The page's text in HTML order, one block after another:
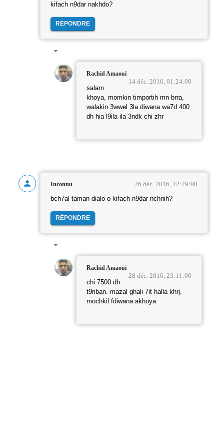
kifach n9dar nakhdo?
RÉPONDRE
Rachid Amaoui
14 déc. 2016, 01:24:00
salam
khoya, momkin timportih mn brra,
walakin 3wwel 3la diwana wa7d 400
dh hia l9ila ila 3ndk chi zhr
Inconnu 26 déc. 2016, 22:29:00
bch7al taman dialo o kifach n9dar nchriih?
RÉPONDRE
Rachid Amaoui
28 déc. 2016, 23:11:00
chi 7500 dh
t9riban. mazal ghali 7it halla khrj.
mochkil fdiwana akhoya